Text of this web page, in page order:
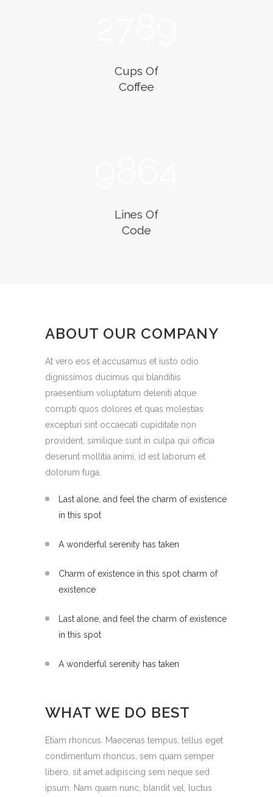
Cups Of
Coffee
Lines Of
Code
ABOUT OUR COMPANY
At vero eos et accusamus et iusto odio
dignissimos ducimus qui blanditiis
praesentium voluptatum deleniti atque
corrupti quos dolores et quas molestias
excepturi sint occaecati cupiditate non
provident, similique sunt in culpa qui officia
deserunt mollitia animi, id est laborum et
dolorum fuga.
Last alone, and feel the charm of existence
in this spot
A wonderful serenity has taken
Charm of existence in this spot charm of
existence
Last alone, and feel the charm of existence
in this spot
A wonderful serenity has taken
WHAT WE DO BEST
Etiam rhoncus. Maecenas tempus, tellus eget
condimentum rhoncus, sem quam semper
libero, sit amet adipiscing sem neque sed
ipsum. Nam quam nunc, blandit vel, luctus